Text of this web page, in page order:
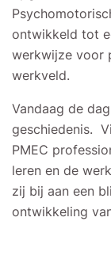
ontwikkeld tot
werkwijze voor
werkveld.
Vandaag de
geschiedenis.
PMEC
leren en de
zij bij aan een
ontwikkeling